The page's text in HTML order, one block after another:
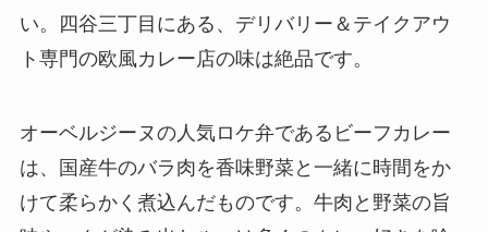
い。四谷三丁目にある、デリバリー＆テイクアウ
ト専門の欧風カレー店の味は絶品です。
オーベルジーヌの人気ロケ弁であるビーフカレー
は、国産牛のバラ肉を香味野菜と一緒に時間をか
けて柔らかく煮込んだものです。牛肉と野菜の旨